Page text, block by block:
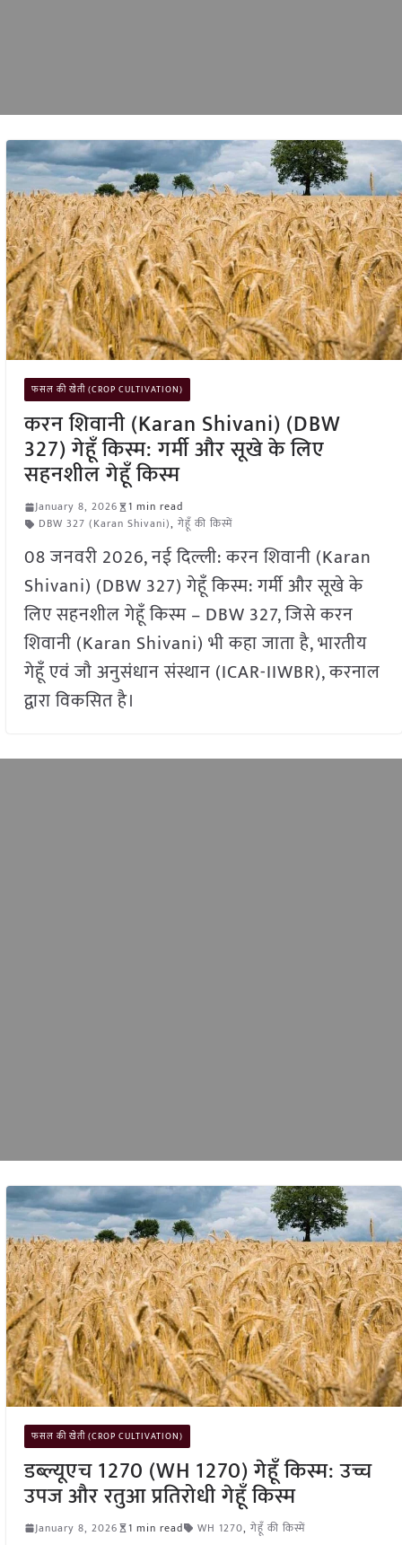
फसल की खेती (CROP CULTIVATION)
करन शिवानी (Karan Shivani) (DBW
327) गेहूँ किस्म: गर्मी और सूखे के लिए
सहनशील गेहूँ किस्म
January 8, 2026
1 min read
DBW 327 (Karan Shivani), गेहूँ की किस्में
08 जनवरी 2026, नई दिल्ली: करन शिवानी (Karan
Shivani) (DBW 327) गेहूँ किस्म: गर्मी और सूखे के
लिए सहनशील गेहूँ किस्म – DBW 327, जिसे करन
शिवानी (Karan Shivani) भी कहा जाता है, भारतीय
गेहूँ एवं जौ अनुसंधान संस्थान (ICAR-IIWBR), करनाल
द्वारा विकसित है।
फसल की खेती (CROP CULTIVATION)
डब्ल्यूएच 1270 (WH 1270) गेहूँ किस्म: उच्च
उपज और रतुआ प्रतिरोधी गेहूँ किस्म
January 8, 2026 1 min read WH 1270, गेहूँ की किस्में